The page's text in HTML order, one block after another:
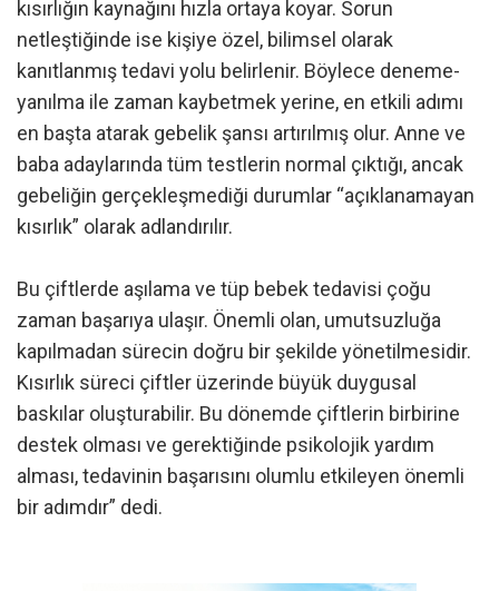
kısırlığın kaynağını hızla ortaya koyar. Sorun
netleştiğinde ise kişiye özel, bilimsel olarak
kanıtlanmış tedavi yolu belirlenir. Böylece deneme-
yanılma ile zaman kaybetmek yerine, en etkili adımı
en başta atarak gebelik şansı artırılmış olur. Anne ve
baba adaylarında tüm testlerin normal çıktığı, ancak
gebeliğin gerçekleşmediği durumlar “açıklanamayan
kısırlık” olarak adlandırılır.
Bu çiftlerde aşılama ve tüp bebek tedavisi çoğu
zaman başarıya ulaşır. Önemli olan, umutsuzluğa
kapılmadan sürecin doğru bir şekilde yönetilmesidir.
Kısırlık süreci çiftler üzerinde büyük duygusal
baskılar oluşturabilir. Bu dönemde çiftlerin birbirine
destek olması ve gerektiğinde psikolojik yardım
alması, tedavinin başarısını olumlu etkileyen önemli
bir adımdır” dedi.